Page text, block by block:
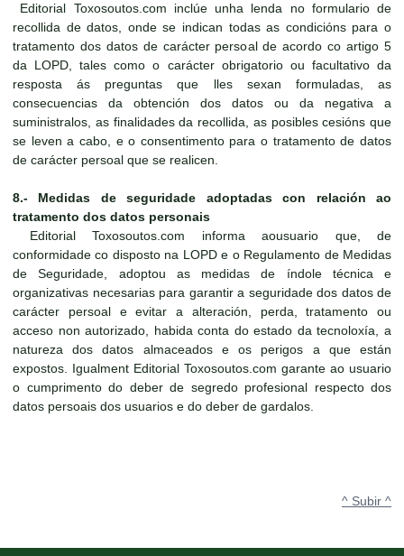
Editorial Toxosoutos.com inclúe unha lenda no formulario de
recollida de datos, onde se indican todas as condicións para o
tratamento dos datos de carácter persoal de acordo co artigo 5
da LOPD, tales como o carácter obrigatorio ou facultativo da
resposta ás preguntas que lles sexan formuladas, as
consecuencias da obtención dos datos ou da negativa a
suministralos, as finalidades da recollida, as posibles cesións que
se leven a cabo, e o consentimento para o tratamento de datos
de carácter persoal que se realicen.
8.- Medidas de seguridade adoptadas con relación ao
tratamento dos datos personais
Editorial Toxosoutos.com informa aousuario que, de
conformidade co disposto na LOPD e o Regulamento de Medidas
de Seguridade, adoptou as medidas de índole técnica e
organizativas necesarias para garantir a seguridade dos datos de
carácter persoal e evitar a alteración, perda, tratamento ou
acceso non autorizado, habida conta do estado da tecnoloxía, a
natureza dos datos almaceados e os perigos a que están
expostos. Igualment Editorial Toxosoutos.com garante ao usuario
o cumprimento do deber de segredo profesional respecto dos
datos persoais dos usuarios e do deber de gardalos.
^ Subir ^